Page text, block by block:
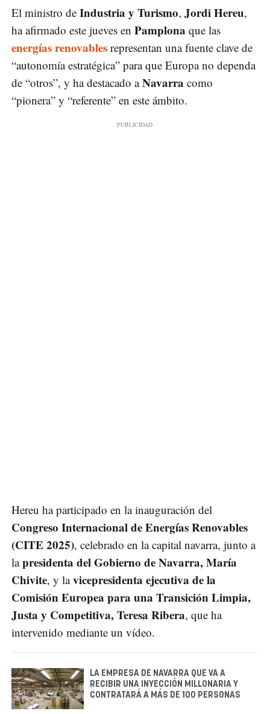
El ministro de Industria y Turismo, Jordi Hereu,
ha afirmado este jueves en Pamplona que las
energías renovables representan una fuente clave de
“autonomía estratégica” para que Europa no dependa
de “otros”, y ha destacado aNavarra como
“pionera” y “referente” en este ámbito.
Hereu ha participado en la inauguración del
Congreso Internacional de Energías Renovables
(CITE 2025), celebrado en la capital navarra, junto a
lapresidenta del Gobierno de Navarra, María
Chivite, y lavicepresidenta ejecutiva de la
Comisión Europea para una Transición Limpia,
Justa y Competitiva, Teresa Ribera, que ha
intervenido mediante un vídeo.
LA EMPRESA DE NAVARRA QUE VA A
RECIBIR UNA INYECCIÓN MILLONARIA Y
CONTRATARÁ A MÁS DE 100 PERSONAS